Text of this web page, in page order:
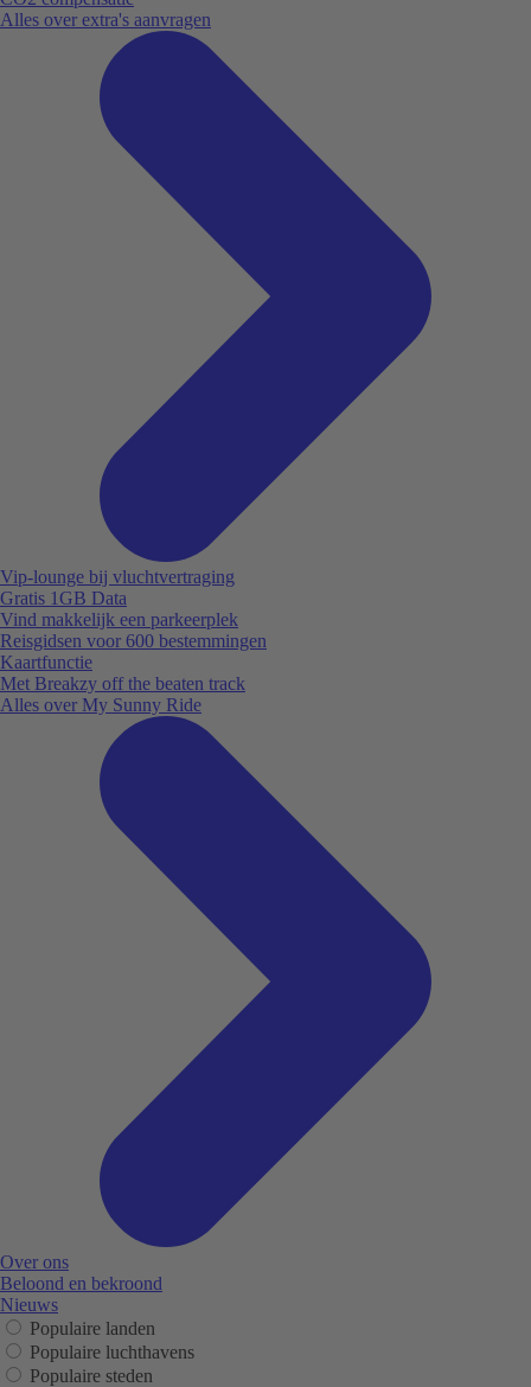
Alles over extra's aanvragen
Vip-lounge bij vluchtvertraging
Gratis 1GB Data
Vind makkelijk een parkeerplek
Reisgidsen voor 600 bestemmingen
Kaartfunctie
Met Breakzy off the beaten track
Alles over My Sunny Ride
Over ons
Beloond en bekroond
Nieuws
Populaire landen
Populaire luchthavens
Populaire steden